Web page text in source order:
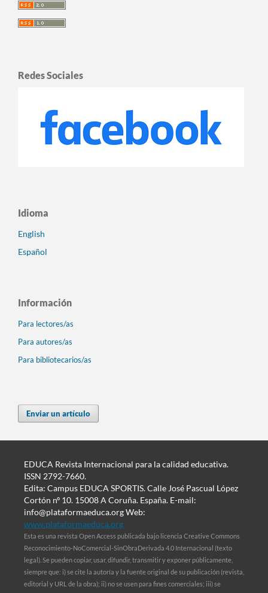
Redes Sociales
Idioma
English
Español
Información
Para lectores/as
Para autores/as
Para bibliotecarios/as
Enviar un artículo
EDUCA Revista Internacional para la calidad educativa.
ISSN 2792-7660.
Edita: Campus EDUCA SPORTIS. Calle José Pascual López
Cortón nº 10. 15008 A Coruña. España. E-mail:
info@plataformaeduca.org Web:
www.plataformaeduca.org
Esta es una revista Open Access publicada bajo licencia Creative Commons
Reconocimiento-NoComercial-SinObraDerivada 4.0 Internacional (texto
legal). Se pueden copiar, usar, difundir, transmitir y exponer públicamente,
siempre que: i) se cite la autoría y la fuente original de su publicación (revista,
editorial y URL de la obra); ii) no se usen para fines comerciales; iii) se